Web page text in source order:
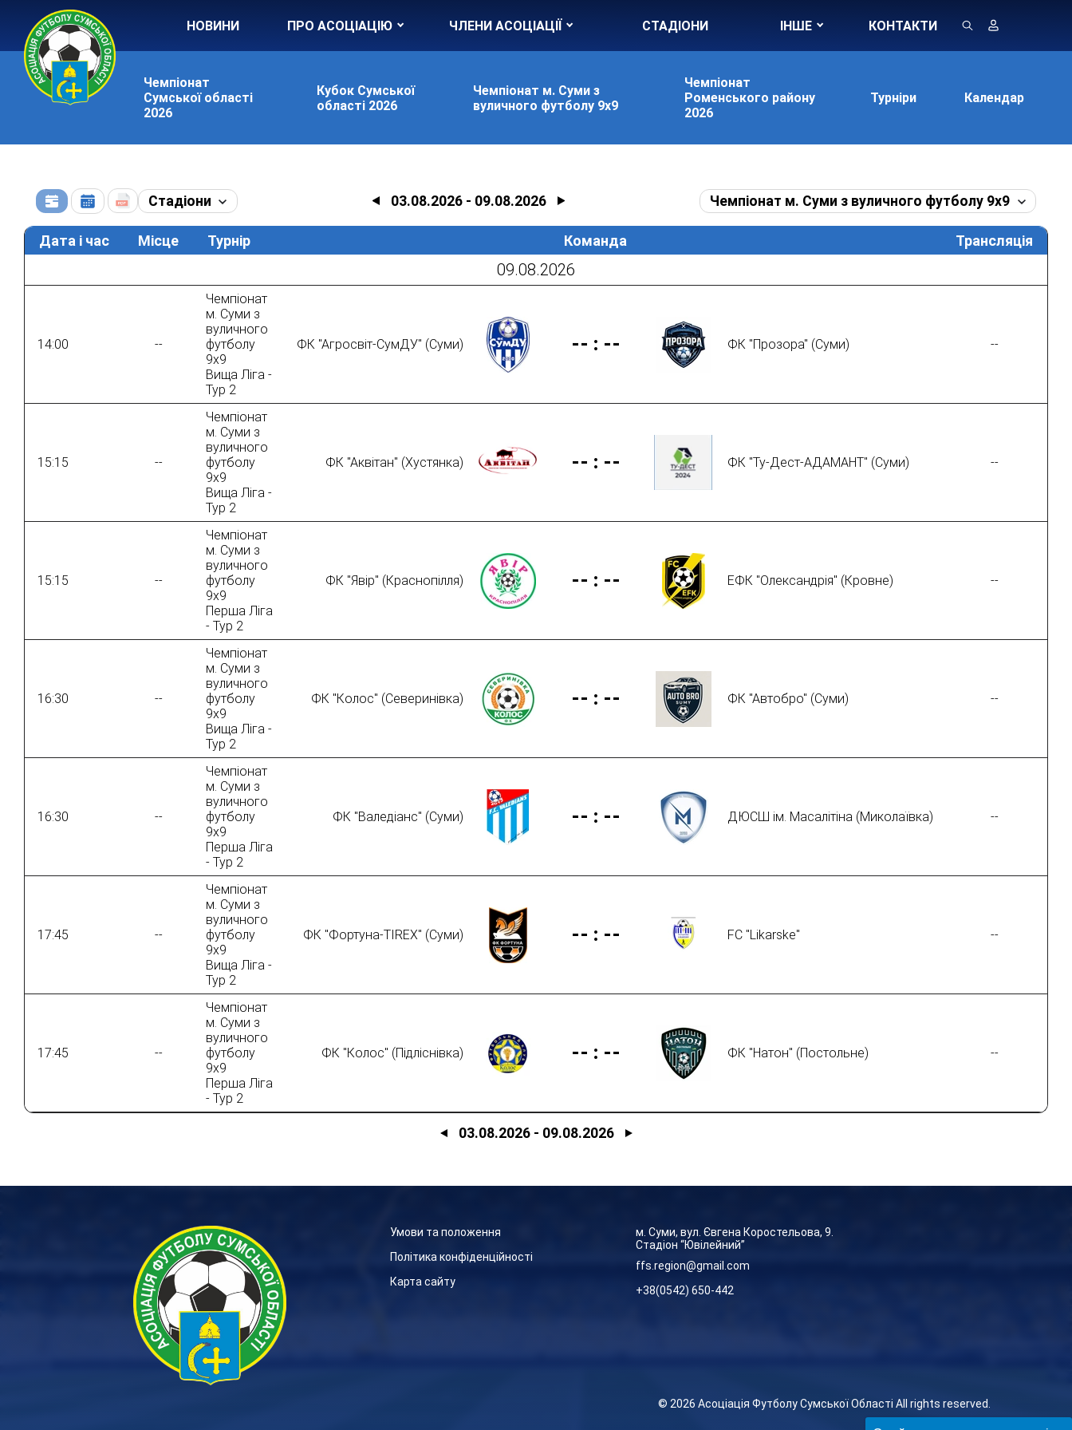
НОВИНИ ПРО АСОЦІАЦІЮ ЧЛЕНИ АСОЦІАЦІЇ СТАДІОНИ ІНШЕ КОНТАКТИ
Чемпіонат
Сумської області
2026
Кубок Сумської
області 2026
Чемпіонат м. Суми з
вуличного футболу 9х9
Чемпіонат
Роменського району
2026
Турніри Календар
Стадіони 03.08.2026- 09.08.2026 Чемпіонат м. Суми з вуличного футболу 9х9
Дата і час Місце Турнір Команда Трансляція
09.08.2026
14:00 --
Чемпіонат
м. Суми з
вуличного
футболу
9х9
Вища Ліга -
Тур 2
ФК "Агросвіт-СумДУ" (Суми) -- : -- ФК "Прозора" (Суми) --
15:15 --
Чемпіонат
м. Суми з
вуличного
футболу
9х9
Вища Ліга -
Тур 2
ФК "Аквітан" (Хустянка) -- : -- ФК "Ту-Дест-АДАМАНТ" (Суми) --
15:15 --
Чемпіонат
м. Суми з
вуличного
футболу
9х9
Перша Ліга
- Тур 2
ФК "Явір" (Краснопілля) -- : -- ЕФК "Олександрія" (Кровне) --
16:30 --
Чемпіонат
м. Суми з
вуличного
футболу
9х9
Вища Ліга -
Тур 2
ФК "Колос" (Северинівка) -- : -- ФК "Автобро" (Суми) --
16:30 --
Чемпіонат
м. Суми з
вуличного
футболу
9х9
Перша Ліга
- Тур 2
ФК "Валедіанс" (Суми) -- : -- ДЮСШ ім. Масалітіна (Миколаївка) --
17:45 --
Чемпіонат
м. Суми з
вуличного
футболу
9х9
Вища Ліга -
Тур 2
ФК "Фортуна-TIREX" (Суми) -- : -- FC "Likarske" --
17:45 --
Чемпіонат
м. Суми з
вуличного
футболу
9х9
Перша Ліга
- Тур 2
ФК "Колос" (Підліснівка) -- : -- ФК "Натон" (Постольне) --
03.08.2026- 09.08.2026
Умови та положення
Політика конфіденційності
Карта сайту
м. Суми, вул. Євгена Коростельова, 9.
Стадіон “Ювілейний”
ffs.region@gmail.com
+38(0542) 650-442
© 2026 Асоціація Футболу Сумської Області All rights reserved.